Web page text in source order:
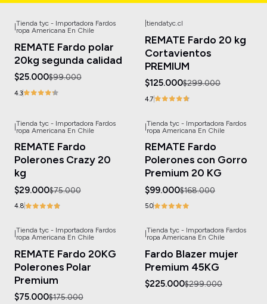
-75%OFF
Tienda tyc - Importadora Fardos
ropa Americana En Chile
REMATE Fardo polar
20kg segunda calidad
$25.000$99.000
4.3
tiendatyc.cl
REMATE Fardo 20 kg
Cortavientos
PREMIUM
$125.000$299.000
4.7
-61%OFF
Tienda tyc - Importadora Fardos
ropa Americana En Chile
REMATE Fardo
Polerones Crazy 20
kg
$29.000$75.000
4.8
-41%OFF
Tienda tyc - Importadora Fardos
ropa Americana En Chile
REMATE Fardo
Polerones con Gorro
Premium 20 KG
$99.000$168.000
5.0
-57%OFF
Tienda tyc - Importadora Fardos
ropa Americana En Chile
REMATE Fardo 20KG
Polerones Polar
Premium
$75.000$175.000
-25%OFF
No disponible
Tienda tyc - Importadora Fardos
ropa Americana En Chile
Fardo Blazer mujer
Premium 45KG
$225.000$299.000